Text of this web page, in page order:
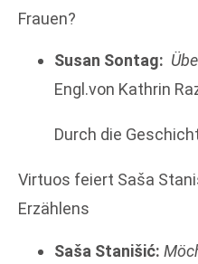
Frauen?
Susan Sontag:
Engl.von Kathrin
Durch die
Virtuos feiert Saša
Erzählens
Saša Stanišić: